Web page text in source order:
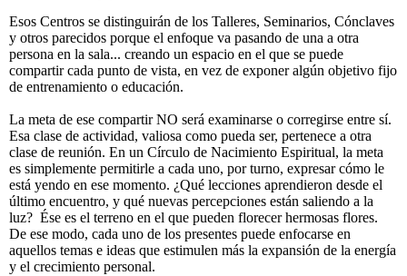
Esos Centros se distinguirán de los Talleres, Seminarios, Cónclaves
y otros parecidos porque el enfoque va pasando de una a otra
persona en la sala... creando un espacio en el que se puede
compartir cada punto de vista, en vez de exponer algún objetivo fijo
de entrenamiento o educación.
La meta de ese compartir NO será examinarse o corregirse entre sí.
Esa clase de actividad, valiosa como pueda ser, pertenece a otra
clase de reunión. En un Círculo de Nacimiento Espiritual, la meta
es simplemente permitirle a cada uno, por turno, expresar cómo le
está yendo en ese momento. ¿Qué lecciones aprendieron desde el
último encuentro, y qué nuevas percepciones están saliendo a la
luz? Ése es el terreno en el que pueden florecer hermosas flores.
De ese modo, cada uno de los presentes puede enfocarse en
aquellos temas e ideas que estimulen más la expansión de la energía
y el crecimiento personal.